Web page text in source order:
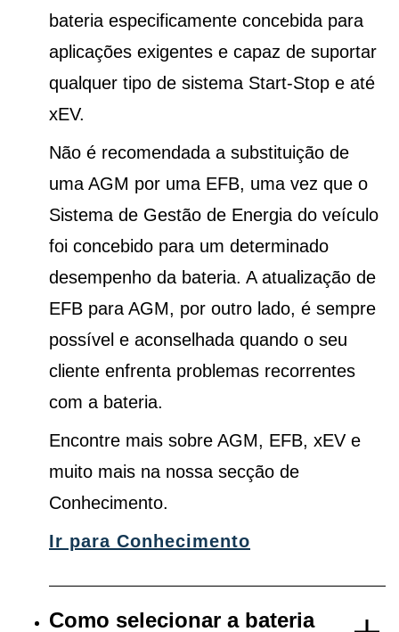
bateria especificamente concebida para
aplicações exigentes e capaz de suportar
qualquer tipo de sistema Start-Stop e até
xEV.
Não é recomendada a substituição de
uma AGM por uma EFB, uma vez que o
Sistema de Gestão de Energia do veículo
foi concebido para um determinado
desempenho da bateria. A atualização de
EFB para AGM, por outro lado, é sempre
possível e aconselhada quando o seu
cliente enfrenta problemas recorrentes
com a bateria.
Encontre mais sobre AGM, EFB, xEV e
muito mais na nossa secção de
Conhecimento.
Ir para Conhecimento
Como selecionar a bateria